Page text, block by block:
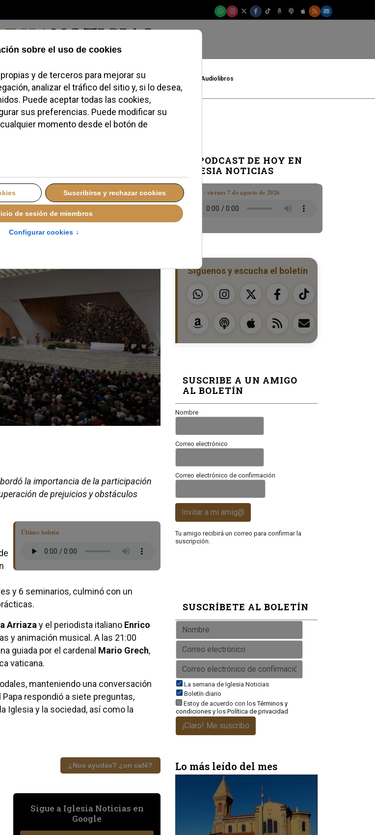
Viernes, 07 de agosto de 2026
Temas Buscar #JovenesConFe Podcast Audiolibros
con los
2025 21:06
la importancia de la participación
de prejuicios y obstáculos
Último boletín
y 6 seminarios, culminó con un
Arriazay el periodista italiano Enrico
y animación musical. A las 21:00
guiada por el cardenal Mario Grech,
vaticana.
manteniendo una conversación
respondió a siete preguntas,
Iglesia y la sociedad, así como la
¿Nos ayudas? ¿un café?
Sigue a Iglesia Noticias en
Google
EL PODCAST DE HOY EN
IGLESIA NOTICIAS
Boletín · viernes 7 de agosto de 2026
Síguenos y escucha el boletín
SUSCRIBE A UN AMIGO
AL BOLETÍN
Nombre
Correo electrónico
Correo electrónico de confirmación
Invitar a mi amig@
Tu amigo recibirá un correo para confirmar la
suscripción.
SUSCRÍBETE AL BOLETÍN
La semana de Iglesia Noticias
Boletín diario
Estoy de acuerdo con losTérminos y
condiciones y los Política de privacidad
¡Claro! Me suscribo
Lo más leído del mes